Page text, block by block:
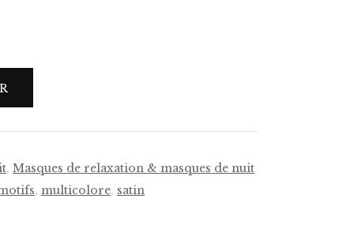
, Masques de relaxation & masques de nuit
, multicolore, satin